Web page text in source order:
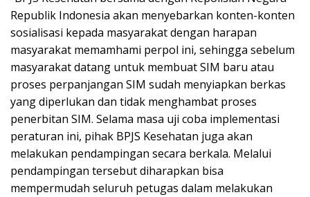
Republik Indonesia akan menyebarkan konten-konten
sosialisasi kepada masyarakat dengan harapan
masyarakat memamhami perpol ini, sehingga sebelum
masyarakat datang untuk membuat SIM baru atau
proses perpanjangan SIM sudah menyiapkan berkas
yang diperlukan dan tidak menghambat proses
penerbitan SIM. Selama masa uji coba implementasi
peraturan ini, pihak BPJS Kesehatan juga akan
melakukan pendampingan secara berkala. Melalui
pendampingan tersebut diharapkan bisa
mempermudah seluruh petugas dalam melakukan